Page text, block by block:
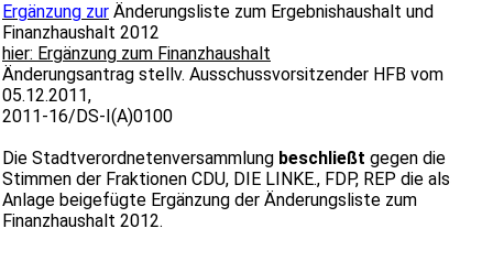
Ergänzung zur Änderungsliste zum Ergebnishaushalt und
Finanzhaushalt 2012
hier: Ergänzung zum Finanzhaushalt
Änderungsantrag stellv. Ausschussvorsitzender HFB vom
05.12.2011,
2011-16/DS-I(A)0100
Die Stadtverordnetenversammlung beschließt gegen die
Stimmen der Fraktionen CDU, DIE LINKE., FDP, REP die als
Anlage beigefügte Ergänzung der Änderungsliste zum
Finanzhaushalt 2012.